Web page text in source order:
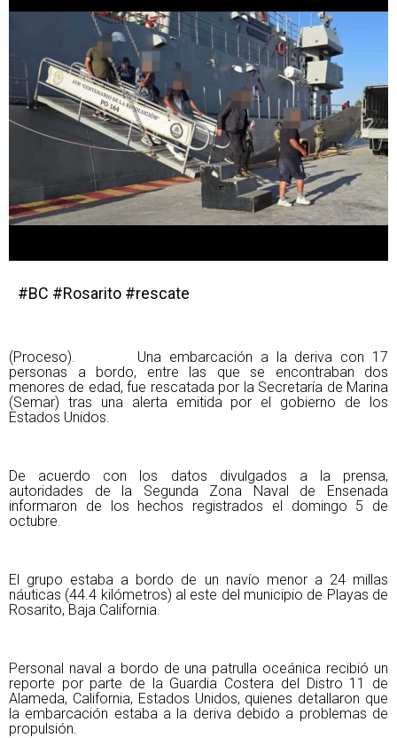
#BC #Rosarito #rescate
(Proceso). Una embarcación a la deriva con 17
personas a bordo, entre las que se encontraban dos
menores de edad, fue rescatada por la Secretaría de Marina
(Semar) tras una alerta emitida por el gobierno de los
Estados Unidos.
De acuerdo con los datos divulgados a la prensa,
autoridades de la Segunda Zona Naval de Ensenada
informaron de los hechos registrados el domingo 5 de
octubre.
El grupo estaba a bordo de un navío menor a 24 millas
náuticas (44.4 kilómetros) al este del municipio de Playas de
Rosarito, Baja California.
Personal naval a bordo de una patrulla oceánica recibió un
reporte por parte de la Guardia Costera del Distro 11 de
Alameda, California, Estados Unidos, quienes detallaron que
la embarcación estaba a la deriva debido a problemas de
propulsión.